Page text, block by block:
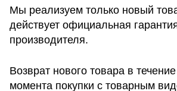
Мы реализуем только новый
действует официальная
производителя.
Возврат нового товара в
момента покупки с товарным